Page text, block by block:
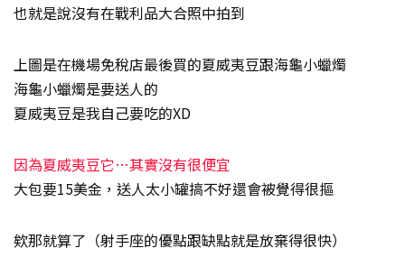
也就是說沒有在戰利品大合照中拍到
上圖是在機場免稅店最後買的夏威夷豆跟海龜小蠟燭
海龜小蠟燭是要送人的
夏威夷豆是我自己要吃的XD
因為夏威夷豆它…其實沒有很便宜
大包要15美金，送人太小罐搞不好還會被覺得很摳
欸那就算了（射手座的優點跟缺點就是放棄得很快）